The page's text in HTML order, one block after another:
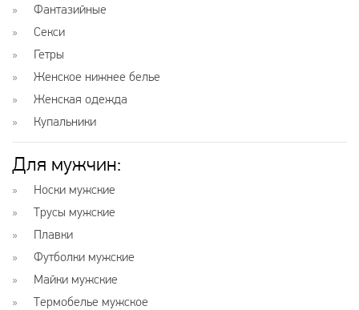
Фантазийные
Секси
Гетры
Женское нижнее белье
Женская одежда
Купальники
Для мужчин:
Носки мужские
Трусы мужские
Плавки
Футболки мужские
Майки мужские
Термобелье мужское